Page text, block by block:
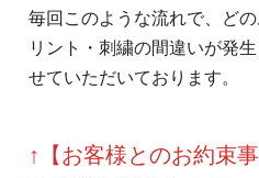
毎回このような流れで、ど
リント・刺繍の間違いが発
せていただいております。
↑【お客様とのお約束